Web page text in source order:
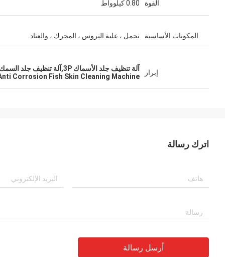
القوة 0.80 كيلوواط
المكونات الأساسية تحمل ، علبة التروس ، المحرك ، والعتاد
إبراز
آلة تنظيف جلد الأسماك 3P,آلة تنظيف جلد السمك المضادة للتآكل,آلة تنظيف جلد الأسماك 400 كيلوغرام/ساعة
Corrosion Fish Skin Cleaning Machine
اترك رسالة
أرسل رسالة